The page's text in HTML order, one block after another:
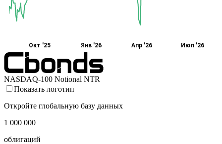
Окт '25 Янв '26 Апр '26 Июл '26
NASDAQ-100 Notional NTR
Показать логотип
Откройте глобальную базу данных
1 000 000
облигаций